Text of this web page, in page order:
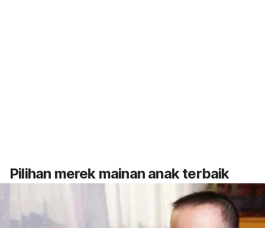
Pilihan merek mainan anak terbaik